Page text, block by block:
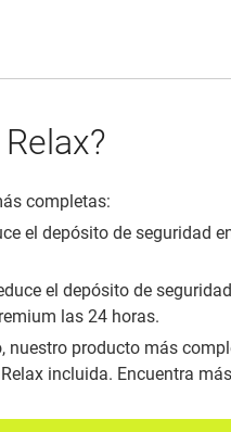
completas:
el depósito de seguridad
el depósito de
las 24 horas.
producto más
incluida. Encuentra